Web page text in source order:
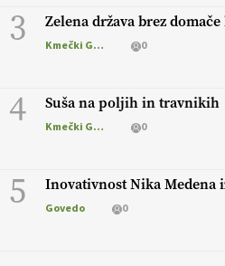
3 Zelena država brez
Kmečki Glas 0
4 Suša na poljih in travnikih
Kmečki Glas 0
5 Inovativnost Nika Medena
Govedo 0